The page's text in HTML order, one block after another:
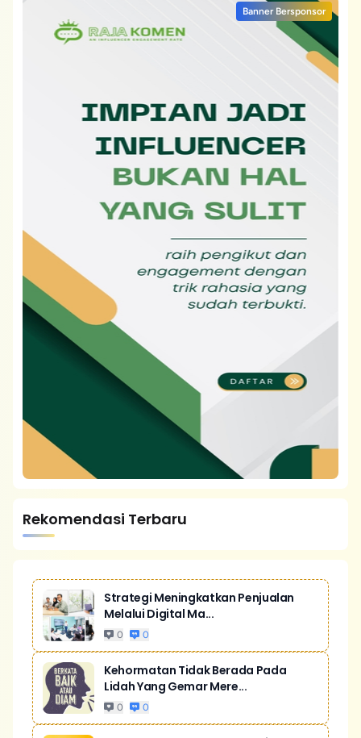
Banner Bersponsor
Rekomendasi Terbaru
Strategi Meningkatkan Penjualan
Melalui Digital Ma...
0 0
Kehormatan Tidak Berada Pada
Lidah Yang Gemar Mere...
0 0